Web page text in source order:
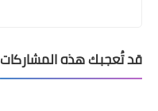
قد تُعجبك هذه المشاركات